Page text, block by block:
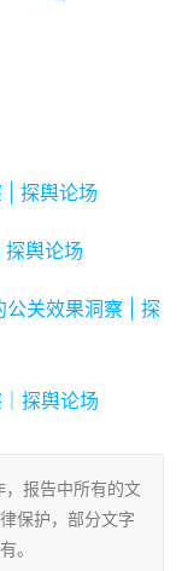
| 探舆论场
舆论场
公关效果洞察 | 探
探舆论场
报告中所有的文
保护，部分文字
。